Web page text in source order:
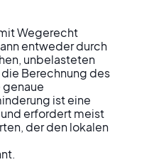
Wegerecht
entweder durch
unbelasteten
Berechnung des
ist eine
erfordert meist
der den lokalen